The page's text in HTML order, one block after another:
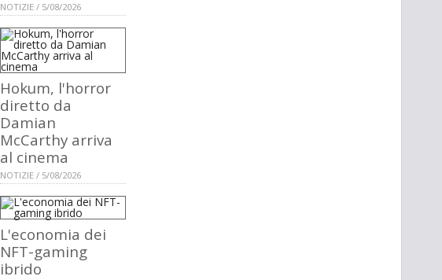
NOTIZIE / 5/08/2026
Hokum, l'horror
diretto da
Damian
McCarthy arriva
al cinema
NOTIZIE / 5/08/2026
L'economia dei
NFT-gaming
ibrido